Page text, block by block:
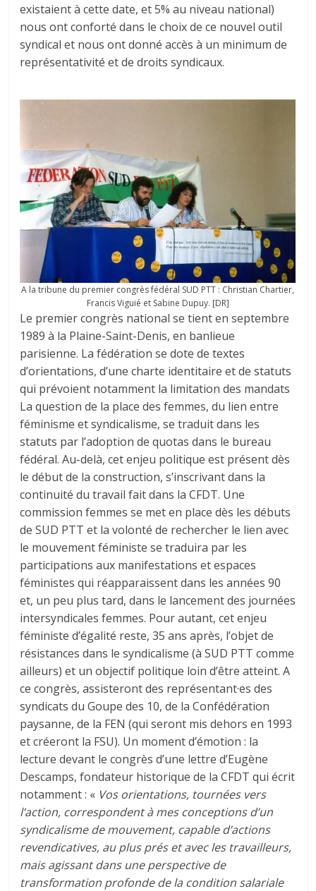
existaient à cette date, et 5% au niveau national)
nous ont conforté dans le choix de ce nouvel outil
syndical et nous ont donné accès à un minimum de
représentativité et de droits syndicaux.
A la tribune du premier congrès fédéral SUD PTT : Christian Chartier,
Francis Viguié et Sabine Dupuy. [DR]
Le premier congrès national se tient en septembre
1989 à la Plaine-Saint-Denis, en banlieue
parisienne. La fédération se dote de textes
d’orientations, d’une charte identitaire et de statuts
qui prévoient notamment la limitation des mandats
La question de la place des femmes, du lien entre
féminisme et syndicalisme, se traduit dans les
statuts par l’adoption de quotas dans le bureau
fédéral. Au-delà, cet enjeu politique est présent dès
le début de la construction, s’inscrivant dans la
continuité du travail fait dans la CFDT. Une
commission femmes se met en place dès les débuts
de SUD PTT et la volonté de rechercher le lien avec
le mouvement féministe se traduira par les
participations aux manifestations et espaces
féministes qui réapparaissent dans les années 90
et, un peu plus tard, dans le lancement des journées
intersyndicales femmes. Pour autant, cet enjeu
féministe d’égalité reste, 35 ans après, l’objet de
résistances dans le syndicalisme (à SUD PTT comme
ailleurs) et un objectif politique loin d’être atteint. A
ce congrès, assisteront des représentant·es des
syndicats du Goupe des 10, de la Confédération
paysanne, de la FEN (qui seront mis dehors en 1993
et créeront la FSU). Un moment d’émotion : la
lecture devant le congrès d’une lettre d’Eugène
Descamps, fondateur historique de la CFDT qui écrit
notamment : « Vos orientations, tournées vers
l’action, correspondent à mes conceptions d’un
syndicalisme de mouvement, capable d’actions
revendicatives, au plus prés et avec les travailleurs,
mais agissant dans une perspective de
transformation profonde de la condition salariale